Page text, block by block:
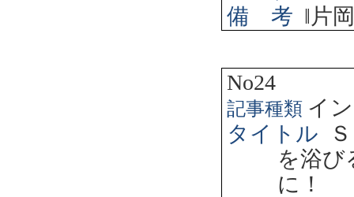
備 考 ‖ 片
No24
記事種類 イ
タイトル
を浴
に！